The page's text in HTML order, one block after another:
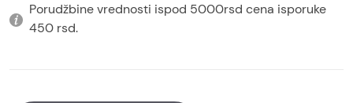
Porudžbine vrednosti ispod 5000rsd cena isporuke
450 rsd.